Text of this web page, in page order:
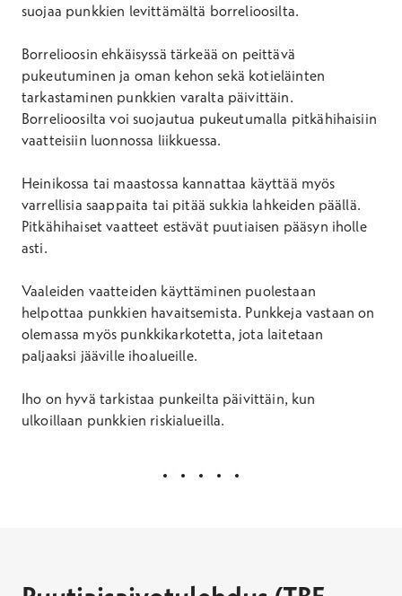
suojaa punkkien levittämältä borrelioosilta.
Borrelioosin ehkäisyssä tärkeää on peittävä
pukeutuminen ja oman kehon sekä kotieläinten
tarkastaminen punkkien varalta päivittäin.
Borrelioosilta voi suojautua pukeutumalla pitkähihaisiin
vaatteisiin luonnossa liikkuessa.
Heinikossa tai maastossa kannattaa käyttää myös
varrellisia saappaita tai pitää sukkia lahkeiden päällä.
Pitkähihaiset vaatteet estävät puutiaisen pääsyn iholle
asti.
Vaaleiden vaatteiden käyttäminen puolestaan
helpottaa punkkien havaitsemista. Punkkeja vastaan on
olemassa myös punkkikarkotetta, jota laitetaan
paljaaksi jääville ihoalueille.
Iho on hyvä tarkistaa punkeilta päivittäin, kun
ulkoillaan punkkien riskialueilla.